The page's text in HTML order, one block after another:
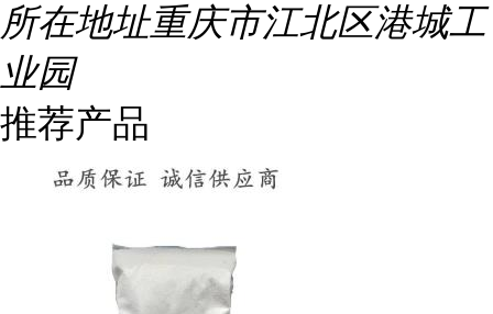
所在地址重庆市江北区港城工
业园
推荐产品